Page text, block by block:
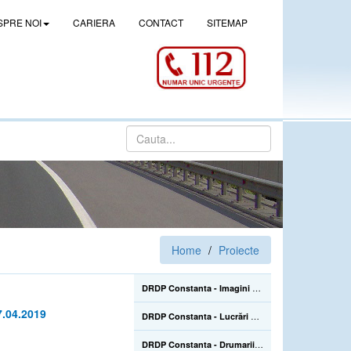
NOI CARIERA CONTACT SITEMAP
Home Proiecte
DRDP Constanta - Imagini de la lucrarile de construire a pasajului denivelat superior de la Drajna (CL), de pe DN 21, km 105+500 - 02.06.2022
DRDP Constanta - Lucrări de reparații la Podul Mangalia, pe drumul național DN 39, km 45+223-45+464 - 22.07.2020
DRDP Constanta - Drumarii Secției Autostrăzi se află pe Autostrada A2, unde efectuează în continuare înlocuirea parapetelor metalice avariate în urma accidentelor rutiere care sunt mai numeroase în sezonul estival - 22.07.2020